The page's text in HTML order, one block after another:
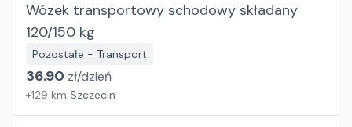
Wózek transportowy schodowy składany
120/150 kg
Pozostałe - Transport
36.90 zł/dzień
+129 km Szczecin